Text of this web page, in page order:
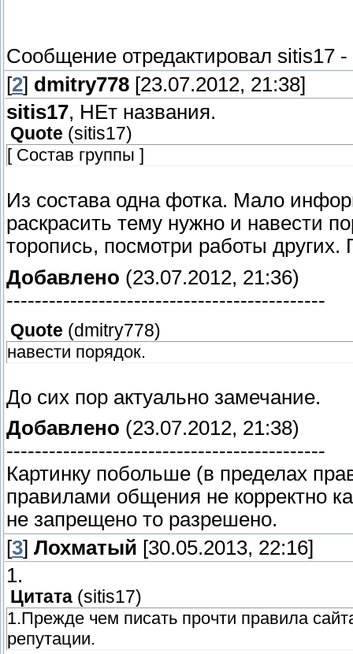
Сообщение отредактировал sitis17 -
[2] dmitry778 [23.07.2012, 21:38]
sitis17, НЕт названия.
Quote (sitis17)
[ Состав группы ]
Из состава одна фотка. Мало
раскрасить тему нужно и навести
торопись, посмотри работы других.
Добавлено (23.07.2012, 21:36)
---------------------------------------------
Quote (dmitry778)
навести порядок.
До сих пор актуально замечание.
Добавлено (23.07.2012, 21:38)
---------------------------------------------
Картинку побольше (в пределах
правилами общения не корректно
не запрещено то разрешено.
[3] Лохматый [30.05.2013, 22:16]
1.
Цитата (sitis17)
1.Прежде чем писать прочти правила
репутации.